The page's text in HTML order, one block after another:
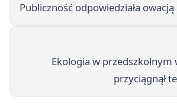
Publiczność odpowiedziała owacją
Ekologia w przedszkolnym
przyciągnął